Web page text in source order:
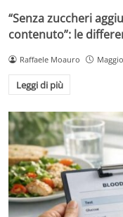
“Senza zuccheri
contenuto”: le
Raffaele Moauro
Leggi di più